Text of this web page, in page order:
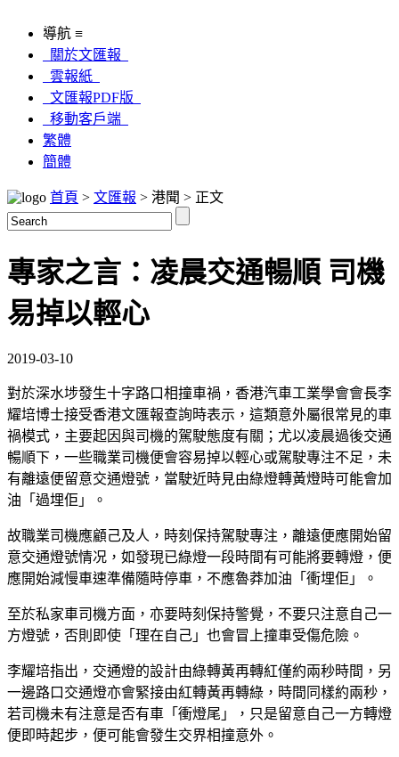
導航 ≡
關於文匯報
雲報紙
文匯報PDF版
移動客戶端
繁體
簡體
首頁 > 文匯報 > 港聞 > 正文
專家之言：凌晨交通暢順 司機
易掉以輕心
2019-03-10
對於深水埗發生十字路口相撞車禍，香港汽車工業學會會長李
耀培博士接受香港文匯報查詢時表示，這類意外屬很常見的車
禍模式，主要起因與司機的駕駛態度有關；尤以凌晨過後交通
暢順下，一些職業司機便會容易掉以輕心或駕駛專注不足，未
有離遠便留意交通燈號，當駛近時見由綠燈轉黃燈時可能會加
油「過埋佢」。
故職業司機應顧己及人，時刻保持駕駛專注，離遠便應開始留
意交通燈號情况，如發現已綠燈一段時間有可能將要轉燈，便
應開始減慢車速準備隨時停車，不應魯莽加油「衝埋佢」。
至於私家車司機方面，亦要時刻保持警覺，不要只注意自己一
方燈號，否則即使「理在自己」也會冒上撞車受傷危險。
李耀培指出，交通燈的設計由綠轉黃再轉紅僅約兩秒時間，另
一邊路口交通燈亦會緊接由紅轉黃再轉綠，時間同樣約兩秒，
若司機未有注意是否有車「衝燈尾」，只是留意自己一方轉燈
便即時起步，便可能會發生交界相撞意外。